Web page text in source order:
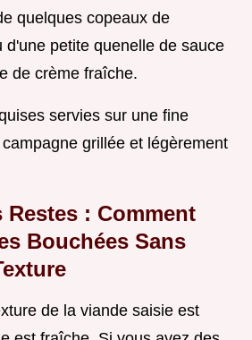
quelques copeaux de
d'une petite quenelle de sauce
de crème fraîche.
servies sur une fine
grillée et légèrement
Restes : Comment
Bouchées Sans
de la viande saisie est